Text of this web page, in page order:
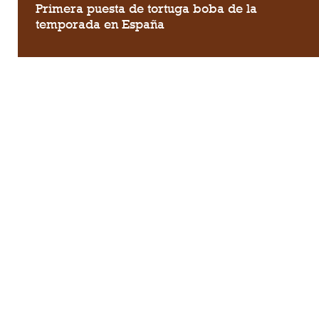
Primera puesta de tortuga boba de la
temporada en España